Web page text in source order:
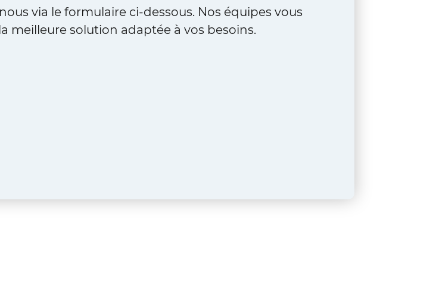
via le formulaire ci-dessous. Nos équipes vous
meilleure solution adaptée à vos besoins.